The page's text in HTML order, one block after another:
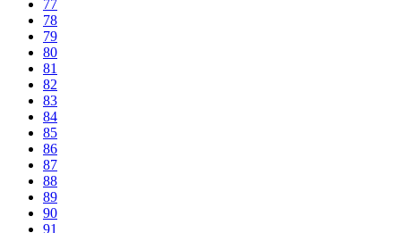
77
78
79
80
81
82
83
84
85
86
87
88
89
90
91